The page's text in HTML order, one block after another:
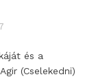
és a
(Cselekedni)